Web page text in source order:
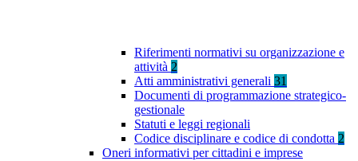
Riferimenti normativi su organizzazione e
attività 2
Atti amministrativi generali 31
Documenti di programmazione strategico-
gestionale
Statuti e leggi regionali
Codice disciplinare e codice di condotta 2
Oneri informativi per cittadini e imprese